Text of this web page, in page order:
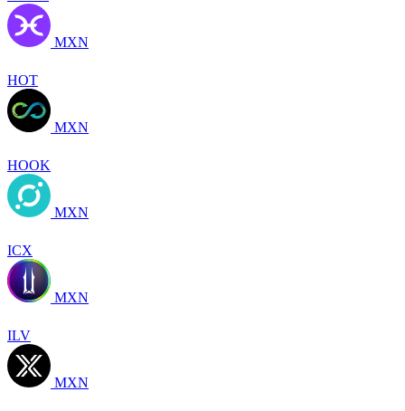
MXN
HOT
MXN
HOOK
MXN
ICX
MXN
ILV
MXN